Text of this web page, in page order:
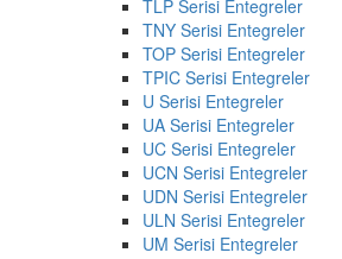
TLP Serisi Entegreler
TNY Serisi Entegreler
TOP Serisi Entegreler
TPIC Serisi Entegreler
U Serisi Entegreler
UA Serisi Entegreler
UC Serisi Entegreler
UCN Serisi Entegreler
UDN Serisi Entegreler
ULN Serisi Entegreler
UM Serisi Entegreler